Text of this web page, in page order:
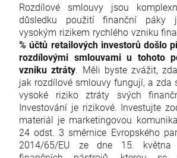
Rozdílové smlouvy jsou
důsledku použití finanční páky
vysokým rizikem rychlého vzniku
% účtů retailových investorů došlo
rozdílovými smlouvami u tohoto
vzniku ztráty. Měli byste zvážit,
jak rozdílové smlouvy fungují, a zda
vysoké riziko ztráty svých
Investování je rizikové. Investujte
materiál je marketingovou
24 odst. 3 směrnice Evropského
2014/65/EU ze dne 15.